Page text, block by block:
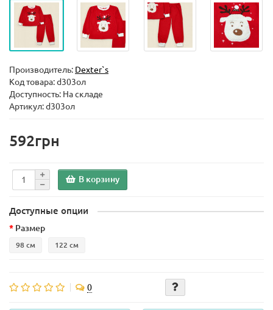
Производитель: Dexter`s
Код товара:d303ол
Доступность: На складе
Артикул: d303ол
592грн
В корзину
Доступные опции
Размер
98 см 122 см
0